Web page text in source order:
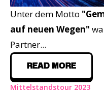
Unter dem Motto
auf neuen Wegen"
Partner...
READ MORE
Mittelstandstour 2023